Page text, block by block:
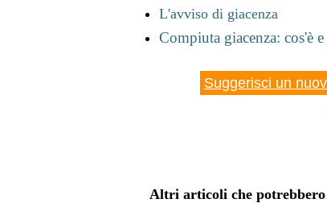
L'avviso di giacenza
Compiuta giacenza: cos'è
Suggerisci un
Altri articoli che